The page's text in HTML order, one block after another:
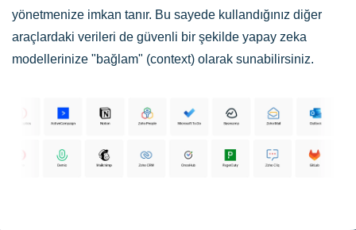
(tickets) ara. Durumlarını 'işleniyor' olarak güncelle ve üzerinde
çalıştığımızı, gün sonuna kadar bilgi vereceğimizi söyleyen bir
danışmanlık hizmeti bedeli olarak ₹1200 değerinde fatura kes."
yönetmenize imkan tanır. Bu sayede kullandığınız diğer
araçlardaki verileri de güvenli bir şekilde yapay zeka
modellerinize "bağlam" (context) olarak sunabilirsiniz.